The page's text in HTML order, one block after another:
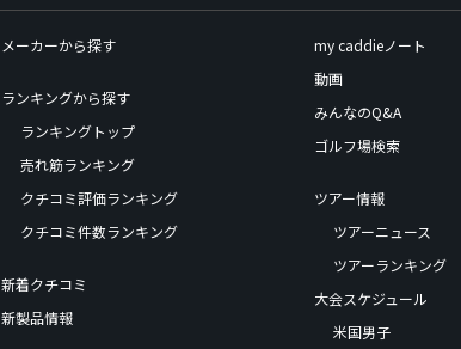
メーカーから探す
ランキングから探す
ランキングトップ
売れ筋ランキング
クチコミ評価ランキング
クチコミ件数ランキング
新着クチコミ
新製品情報
my caddieノート
動画
みんなのQ&A
ゴルフ場検索
ツアー情報
ツアーニュース
ツアーランキング
大会スケジュール
米国男子